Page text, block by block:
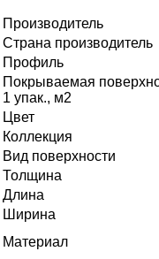
Производитель
Страна производитель
Профиль
Покрываемая
1 упак., м2
Цвет
Коллекция
Вид поверхности
Толщина
Длина
Ширина
Материал